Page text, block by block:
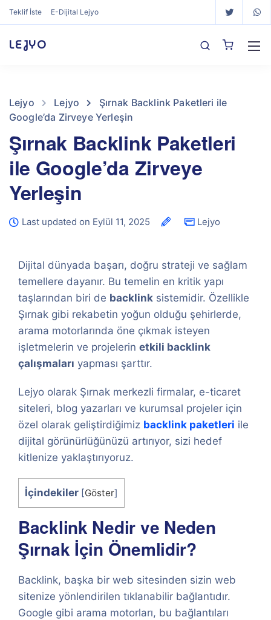
Teklif İste E-Dijital Lejyo
LEJYO
Lejyo Lejyo
Şırnak Backlink Paketleri ile
Google’da Zirveye Yerleşin
Şırnak Backlink Paketleri
ile Google’da Zirveye
Yerleşin
Last updated on Eylül 11, 2025 Lejyo
Dijital dünyada başarı, doğru strateji ve sağlam
temellere dayanır. Bu temelin en kritik yapı
taşlarından biri de backlink sistemidir. Özellikle
Şırnak gibi rekabetin yoğun olduğu şehirlerde,
arama motorlarında öne çıkmak isteyen
işletmelerin ve projelerin etkili backlink
çalışmaları yapması şarttır.
Lejyo olarak Şırnak merkezli firmalar, e-ticaret
siteleri, blog yazarları ve kurumsal projeler için
özel olarak geliştirdiğimiz backlink paketleri ile
dijital görünürlüğünüzü artırıyor, sizi hedef
kitlenize yaklaştırıyoruz.
İçindekiler [Göster]
Backlink Nedir ve Neden
Şırnak İçin Önemlidir?
Backlink, başka bir web sitesinden sizin web
sitenize yönlendirilen tıklanabilir bağlantıdır.
Google gibi arama motorları, bu bağlantıları